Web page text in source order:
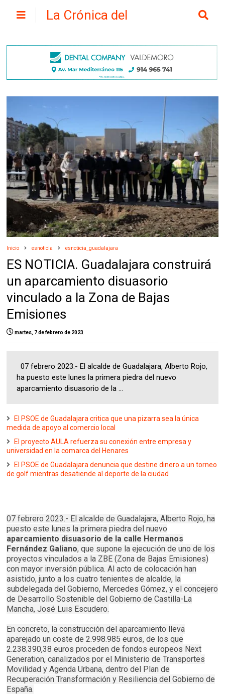
La Crónica del
Inicio esnoticia esnoticia_guadalajara
ES NOTICIA. Guadalajara construirá
un aparcamiento disuasorio
vinculado a la Zona de Bajas
Emisiones
martes, 7 de febrero de 2023
07 febrero 2023.- El alcalde de Guadalajara, Alberto Rojo,
ha puesto este lunes la primera piedra del nuevo
aparcamiento disuasorio de la ...
El PSOE de Guadalajara critica que una pizarra sea la única
medida de apoyo al comercio local
El proyecto AULA refuerza su conexión entre empresa y
universidad en la comarca del Henares
El PSOE de Guadalajara denuncia que destine dinero a un torneo
de golf mientras desatiende al deporte de la ciudad
07 febrero 2023.- El alcalde de Guadalajara, Alberto Rojo, ha
puesto este lunes la primera piedra del nuevo
aparcamiento disuasorio de la calle Hermanos
Fernández Galiano, que supone la ejecución de uno de los
proyectos vinculados a la ZBE (Zona de Bajas Emisiones)
con mayor inversión pública. Al acto de colocación han
asistido, junto a los cuatro tenientes de alcalde, la
subdelegada del Gobierno, Mercedes Gómez, y el concejero
de Desarrollo Sostenible del Gobierno de Castilla-La
Mancha, José Luis Escudero.
En concreto, la construcción del aparcamiento lleva
aparejado un coste de 2.998.985 euros, de los que
2.238.390,38 euros proceden de fondos europeos Next
Generation, canalizados por el Ministerio de Transportes
Movilidad y Agenda Urbana, dentro del Plan de
Recuperación Transformación y Resiliencia del Gobierno de
España.